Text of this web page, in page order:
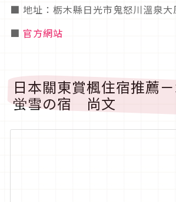
■ 地址：栃木縣日光市鬼怒川溫泉大
■ 官方網站
日本關東賞楓住宿推
蛍雪の宿 尚文